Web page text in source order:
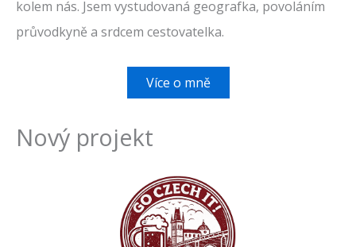
kolem nás. Jsem vystudovaná geografka, povoláním
průvodkyně a srdcem cestovatelka.
Více o mně
Nový projekt